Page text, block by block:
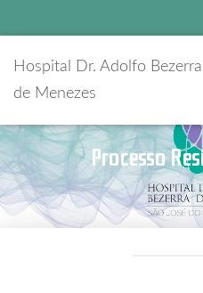
Hospital Dr. Adolfo Bezerra
de Menezes
Processo